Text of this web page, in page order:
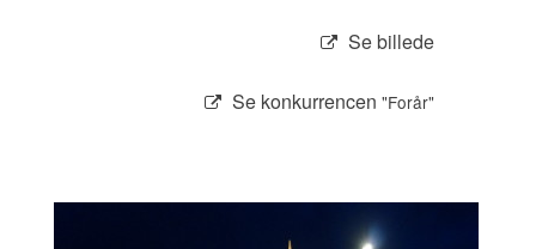
Se billede
Se konkurrencen "Forår"